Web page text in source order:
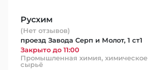
Русхим
(Нет отзывов)
проезд Завода Серп и Молот, 1 ст1
Закрыто до 11:00
Промышленная химия, химическое
сырьё